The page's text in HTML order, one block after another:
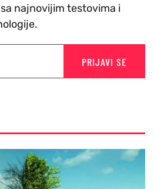
najnovijim testovima i
PRIJAVI SE